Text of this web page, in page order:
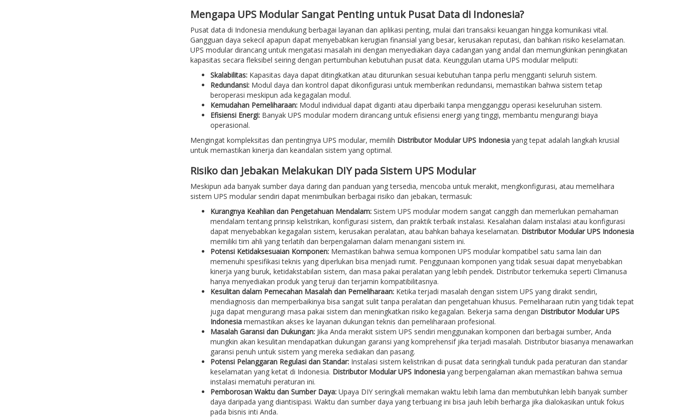
Mengapa UPS Modular Sangat Penting untuk Pusat Data di Indonesia?
Pusat data di Indonesia mendukung berbagai layanan dan aplikasi penting, mulai dari transaksi keuangan hingga komunikasi vital.
Gangguan daya sekecil apapun dapat menyebabkan kerugian finansial yang besar, kerusakan reputasi, dan bahkan risiko keselamatan.
UPS modular dirancang untuk mengatasi masalah ini dengan menyediakan daya cadangan yang andal dan memungkinkan peningkatan
kapasitas secara fleksibel seiring dengan pertumbuhan kebutuhan pusat data. Keunggulan utama UPS modular meliputi:
Skalabilitas:Kapasitas daya dapat ditingkatkan atau diturunkan sesuai kebutuhan tanpa perlu mengganti seluruh sistem.
Redundansi:Modul daya dan kontrol dapat dikonfigurasi untuk memberikan redundansi, memastikan bahwa sistem tetap
beroperasi meskipun ada kegagalan modul.
Kemudahan Pemeliharaan:Modul individual dapat diganti atau diperbaiki tanpa mengganggu operasi keseluruhan sistem.
Efisiensi Energi:Banyak UPS modular modern dirancang untuk efisiensi energi yang tinggi, membantu mengurangi biaya
operasional.
Mengingat kompleksitas dan pentingnya UPS modular, memilih Distributor Modular UPS Indonesiayang tepat adalah langkah krusial
untuk memastikan kinerja dan keandalan sistem yang optimal.
Risiko dan Jebakan Melakukan DIY pada Sistem UPS Modular
Meskipun ada banyak sumber daya daring dan panduan yang tersedia, mencoba untuk merakit, mengkonfigurasi, atau memelihara
sistem UPS modular sendiri dapat menimbulkan berbagai risiko dan jebakan, termasuk:
Kurangnya Keahlian dan Pengetahuan Mendalam:Sistem UPS modular modern sangat canggih dan memerlukan pemahaman
mendalam tentang prinsip kelistrikan, konfigurasi sistem, dan praktik terbaik instalasi. Kesalahan dalam instalasi atau konfigurasi
dapat menyebabkan kegagalan sistem, kerusakan peralatan, atau bahkan bahaya keselamatan. Distributor Modular UPS Indonesia
memiliki tim ahli yang terlatih dan berpengalaman dalam menangani sistem ini.
Potensi Ketidaksesuaian Komponen:Memastikan bahwa semua komponen UPS modular kompatibel satu sama lain dan
memenuhi spesifikasi teknis yang diperlukan bisa menjadi rumit. Penggunaan komponen yang tidak sesuai dapat menyebabkan
kinerja yang buruk, ketidakstabilan sistem, dan masa pakai peralatan yang lebih pendek. Distributor terkemuka seperti Climanusa
hanya menyediakan produk yang teruji dan terjamin kompatibilitasnya.
Kesulitan dalam Pemecahan Masalah dan Pemeliharaan:Ketika terjadi masalah dengan sistem UPS yang dirakit sendiri,
mendiagnosis dan memperbaikinya bisa sangat sulit tanpa peralatan dan pengetahuan khusus. Pemeliharaan rutin yang tidak tepat
juga dapat mengurangi masa pakai sistem dan meningkatkan risiko kegagalan. Bekerja sama dengan Distributor Modular UPS
Indonesiamemastikan akses ke layanan dukungan teknis dan pemeliharaan profesional.
Masalah Garansi dan Dukungan:Jika Anda merakit sistem UPS sendiri menggunakan komponen dari berbagai sumber, Anda
mungkin akan kesulitan mendapatkan dukungan garansi yang komprehensif jika terjadi masalah. Distributor biasanya menawarkan
garansi penuh untuk sistem yang mereka sediakan dan pasang.
Potensi Pelanggaran Regulasi dan Standar:Instalasi sistem kelistrikan di pusat data seringkali tunduk pada peraturan dan standar
keselamatan yang ketat di Indonesia. Distributor Modular UPS Indonesiayang berpengalaman akan memastikan bahwa semua
instalasi mematuhi peraturan ini.
Pemborosan Waktu dan Sumber Daya:Upaya DIY seringkali memakan waktu lebih lama dan membutuhkan lebih banyak sumber
daya daripada yang diantisipasi. Waktu dan sumber daya yang terbuang ini bisa jauh lebih berharga jika dialokasikan untuk fokus
pada bisnis inti Anda.